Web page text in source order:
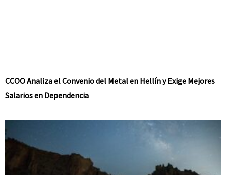
CCOO Analiza el Convenio del Metal en Hellín y Exige Mejores
Salarios en Dependencia